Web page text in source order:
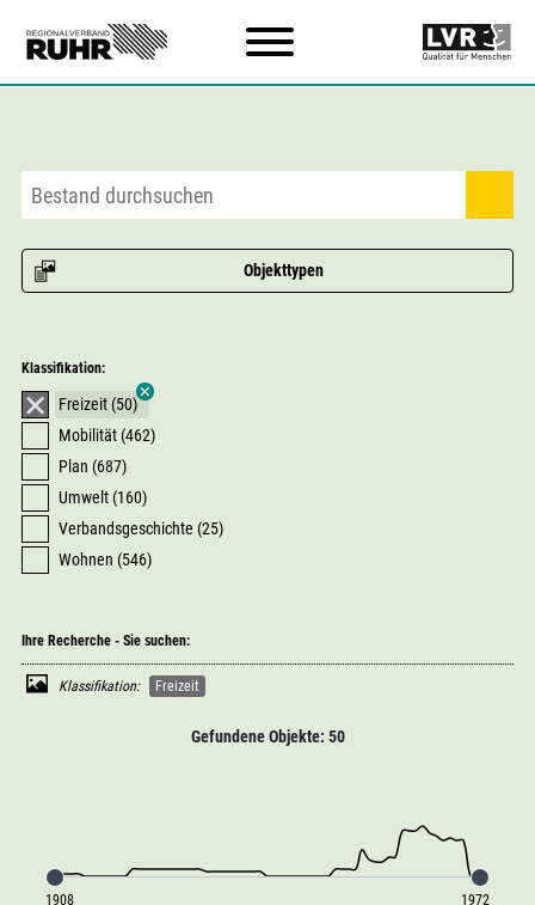
Objekttypen
Gefundene Objekte: 50
1908 1972
Klassifikation:
Freizeit (50)
Mobilität (462)
Plan (687)
Umwelt (160)
Verbandsgeschichte (25)
Wohnen (546)
Ihre Recherche - Sie suchen:
Klassifikation: Freizeit